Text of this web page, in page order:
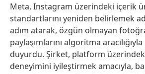
Meta, Instagram üzerindeki içerik
standartlarını yeniden belirlemek
adım atarak, özgün olmayan
paylaşımlarını algoritma
duyurdu. Şirket, platform üzerindeki
deneyimini iyileştirmek amacıyla,